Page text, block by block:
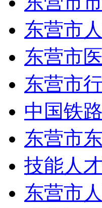
东营市
东营市
东营市
中国铁
东营市
技能人
东营市